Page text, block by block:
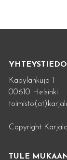
Käpylänkuja 1
00610 Helsinki
Copyright
TULE